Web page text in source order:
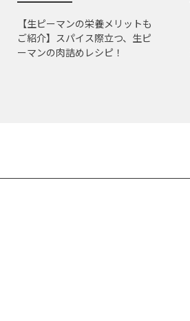
【生ピーマンの栄養メリットも
ご紹介】スパイス際立つ、生ピ
ーマンの肉詰めレシピ！